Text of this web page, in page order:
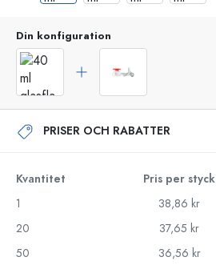
Din konfiguration
PRISER OCH RABATTER
Kvantitet Pris per styck
1
38,86 kr
20
37,65 kr
50
36,56 kr